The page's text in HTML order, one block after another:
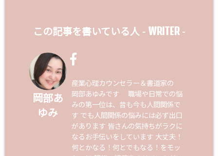
この記事を書いている人 - WRITER-
岡部あ
ゆみ
産業心理カウンセラー＆書道家の
岡部あゆみです 職場や日常での悩
みの第一位は、昔も今も人間関係で
す でも人間関係の悩みには必ず出口
があります 皆さんの気持ちがラクに
なるお手伝いをしています 大丈夫！
何とかなる！何とでもなる！をモッ